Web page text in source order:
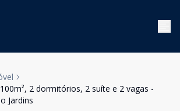
2 dormitórios, 2 suíte e 2 vagas -
Jardins